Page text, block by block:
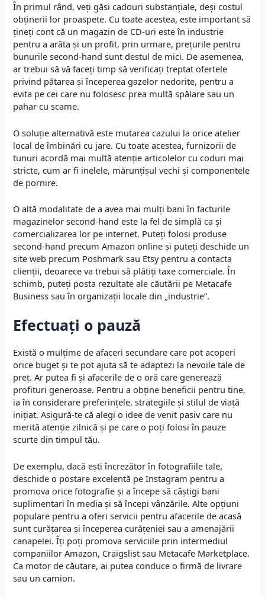
În primul rând, veți găsi cadouri substanțiale, deși costul
obținerii lor proaspete. Cu toate acestea, este important să
țineți cont că un magazin de CD-uri este în industrie
pentru a arăta și un profit, prin urmare, prețurile pentru
bunurile second-hand sunt destul de mici. De asemenea,
ar trebui să vă faceți timp să verificați treptat ofertele
privind pătarea și începerea gazelor nedorite, pentru a
evita pe cei care nu folosesc prea multă spălare sau un
pahar cu scame.
O soluție alternativă este mutarea cazului la orice atelier
local de îmbinări cu jare. Cu toate acestea, furnizorii de
tunuri acordă mai multă atenție articolelor cu coduri mai
stricte, cum ar fi inelele, mărunțișul vechi și componentele
de pornire.
O altă modalitate de a avea mai mulți bani în facturile
magazinelor second-hand este la fel de simplă ca și
comercializarea lor pe internet. Puteți folosi produse
second-hand precum Amazon online și puteți deschide un
site web precum Poshmark sau Etsy pentru a contacta
clienții, deoarece va trebui să plătiți taxe comerciale. În
schimb, puteți posta rezultate ale căutării pe Metacafe
Business sau în organizații locale din „industrie”.
Efectuați o pauză
Există o mulțime de afaceri secundare care pot acoperi
orice buget și te pot ajuta să te adaptezi la nevoile tale de
preț. Ar putea fi și afacerile de o oră care generează
profituri generoase. Pentru a obține beneficii pentru tine,
ia în considerare preferințele, strategiile și stilul de viață
inițiat. Asigură-te că alegi o idee de venit pasiv care nu
merită atenție zilnică și pe care o poți folosi în pauze
scurte din timpul tău.
De exemplu, dacă ești încrezător în fotografiile tale,
deschide o postare excelentă pe Instagram pentru a
promova orice fotografie și a începe să câștigi bani
suplimentari în media și să începi vânzările. Alte opțiuni
populare pentru a oferi servicii pentru afacerile de acasă
sunt curățarea și începerea curățeniei sau a amenajării
canapelei. Îți poți promova serviciile prin intermediul
companiilor Amazon, Craigslist sau Metacafe Marketplace.
Ca motor de căutare, ai putea conduce o firmă de livrare
sau un camion.